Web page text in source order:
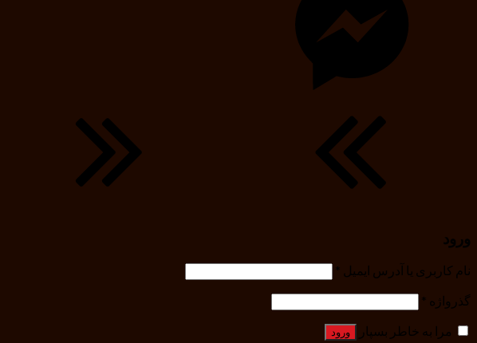
ورود
نام کاربری یا آدرس ایمیل
*
گذرواژه *
مرا به خاطر بسپار
ورود